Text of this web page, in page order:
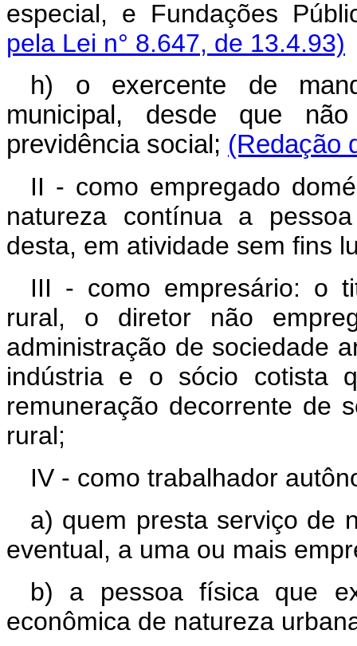
especial, e Fundações
pela Lei n° 8.647, de 13.4.93)
h) o exercente de
municipal, desde que
previdência social; (Redação
II - como empregado
natureza contínua a
desta, em atividade sem fins
III - como empresário: o
rural, o diretor não
administração de sociedade
indústria e o sócio cotista
remuneração decorrente de
rural;
IV - como trabalhador
a) quem presta serviço de
eventual, a uma ou mais
b) a pessoa física que
econômica de natureza